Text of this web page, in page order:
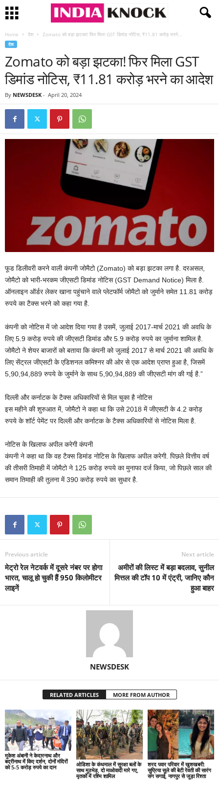
Home देश Zomato को बड़ा झटका! फिर मिला GST डिमांड नोटिस, ₹11.81 करोड़ भरने...
देश
Zomato को बड़ा झटका! फिर मिला GST
डिमांड नोटिस, ₹11.81 करोड़ भरने का आदेश
By NEWSDESK - April 20, 2024
फूड डिलीवरी करने वाली कंपनी जोमैटो (Zomato) को बड़ा झटका लगा है. दरअसल,
जोमैटो को भारी-भरकम जीएसटी डिमांड नोटिस (GST Demand Notice) मिला है.
ऑनलाइन ऑर्डर लेकर खाना पहुंचाने वाले प्लेटफॉर्म जोमैटो को जुर्माने समेत 11.81 करोड़
रुपये का टैक्स भरने को कहा गया है.
कंपनी को नोटिस में जो आदेश दिया गया है उसमें, जुलाई 2017-मार्च 2021 की अवधि के
लिए 5.9 करोड़ रुपये की जीएसटी डिमांड और 5.9 करोड़ रुपये का जुर्माना शामिल है.
जोमैटो ने शेयर बाजारों को बताया कि कंपनी को जुलाई 2017 से मार्च 2021 की अवधि के
लिए सेंट्रल जीएसटी के एडिशनल कमिश्नर की ओर से एक आदेश प्राप्त हुआ है, जिसमें
5,90,94,889 रुपये के जुर्माने के साथ 5,90,94,889 की जीएसटी मांग की गई है.”
दिल्ली और कर्नाटक के टैक्स अधिकारियों से मिल चुका है नोटिस
इस महीने की शुरुआत में, जोमैटो ने कहा था कि उसे 2018 में जीएसटी के 4.2 करोड़
रुपये के शॉर्ट पेमेंट पर दिल्ली और कर्नाटक के टैक्स अधिकारियों से नोटिस मिला है.
नोटिस के खिलाफ अपील करेगी कंपनी
कंपनी ने कहा था कि वह टैक्स डिमांड नोटिस के खिलाफ अपील करेगी. पिछले वित्तीय वर्ष
की तीसरी तिमाही में जोमैटो ने 125 करोड़ रुपये का मुनाफा दर्ज किया, जो पिछले साल की
समान तिमाही की तुलना में 390 करोड़ रुपये का सुधार है.
Previous article
मेट्रो रेल नेटवर्क में दूसरे नंबर पर होगा
भारत, चालू हो चुकी हैं 950 किलोमीटर
लाइनें
Next article
अमीरों की लिस्ट में बड़ा बदलाव, सुनील
मित्तल की टॉप 10 में एंट्री, जानिए कौन
हुआ बाहर
NEWSDESK
RELATED ARTICLES MORE FROM AUTHOR
मुकेश अंबानी ने केदारनाथ और
बद्रीनाथ में किए दर्शन, दोनों मंदिरों
को 5-5 करोड़ रुपये का दान
ओडिशा के कंधमाल में सुरक्षा बलों के
साथ मुठभेड़, दो माओवादी मारे गए,
मृतकों में रश्मि शामिल
शरद पवार परिवार में खुशखबरी:
सुप्रिया सुले की बेटी रेवती की सारंग
संग सगाई, नागपुर से जुड़ा रिश्ता